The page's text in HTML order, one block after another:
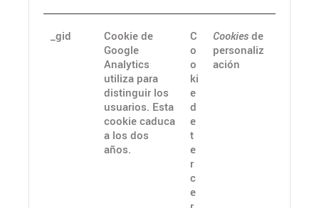
_gid
Cookie de
Google
Analytics
utiliza para
distinguir los
usuarios. Esta
cookie caduca
a los dos
años.
C
o
o
ki
e
d
e
t
e
r
c
e
Cookies de
personaliz
ación